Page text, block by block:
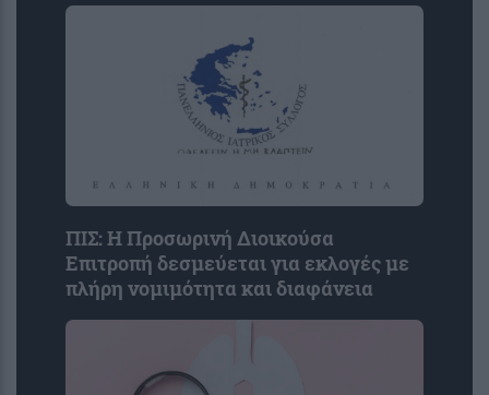
ΠΙΣ: Η Προσωρινή Διοικούσα
Επιτροπή δεσμεύεται για εκλογές με
πλήρη νομιμότητα και διαφάνεια